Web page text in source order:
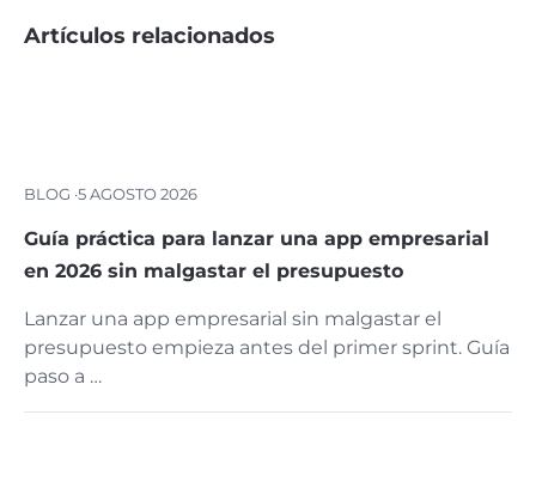
Artículos relacionados
BLOG ·5 AGOSTO 2026
Guía práctica para lanzar una app empresarial
en 2026 sin malgastar el presupuesto
Lanzar una app empresarial sin malgastar el
presupuesto empieza antes del primer sprint. Guía
paso a …